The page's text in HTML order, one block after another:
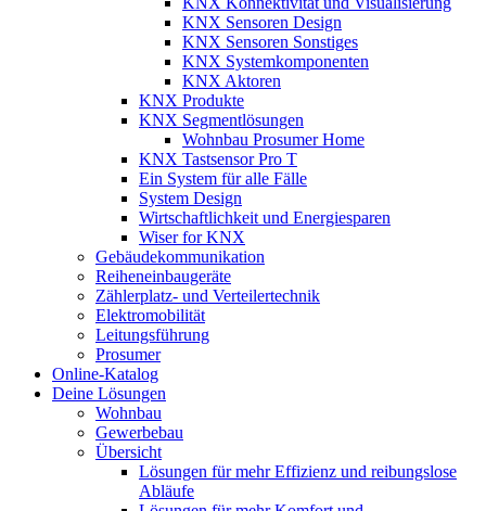
KNX Sensoren Design
KNX Sensoren Sonstiges
KNX Systemkomponenten
KNX Aktoren
KNX Produkte
KNX Segmentlösungen
Wohnbau Prosumer Home
KNX Tastsensor Pro T
Ein System für alle Fälle
System Design
Wirtschaftlichkeit und Energiesparen
Wiser for KNX
Gebäudekommunikation
Reiheneinbaugeräte
Zählerplatz- und Verteilertechnik
Elektromobilität
Leitungsführung
Prosumer
Online-Katalog
Deine Lösungen
Wohnbau
Gewerbebau
Übersicht
Lösungen für mehr Effizienz und reibungslose
Abläufe